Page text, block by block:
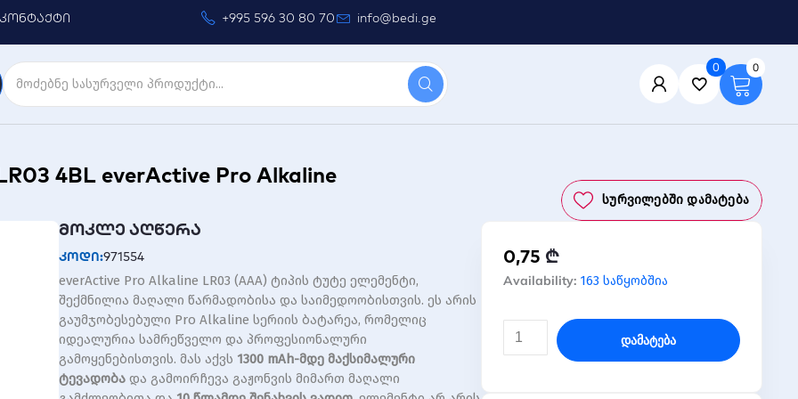
კონტაქტი +995 596 30 80 70 info@bedi.ge
0
0
4BL everActive Pro Alkaline
Სურვილებში Დამატება
მოკლე აღწერა
კოდი:971554
everActive Pro Alkaline LR03 (AAA) ტიპის ტუტე ელემენტი,
შექმნილია მაღალი წარმადობისა და საიმედოობისთვის. ეს არის
გაუმჯობესებული Pro Alkaline სერიის ბატარეა, რომელიც
იდეალურია სამრეწველო და პროფესიონალური
გამოყენებისთვის. მას აქვს 1300 mAh-მდე მაქსიმალური
ტევადობა და გამოირჩევა გაჟონვის მიმართ მაღალი
0,75 ₾
Availability: 163 საწყობშია
რაოდენობა:
ტიპის
(ცალი)
Დამატება